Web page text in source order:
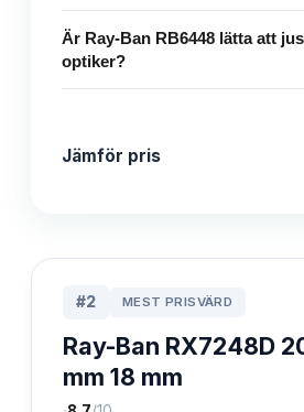
Är Ray-Ban RB6448 lätta att
optiker?
Jämför pris
#2 MEST PRISVÄRD
Ray-Ban RX7248D
mm 18 mm